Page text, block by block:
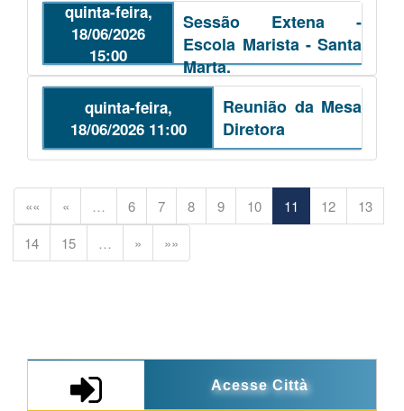
quinta-feira,
18/06/2026
15:00
Sessão Extena -
Escola Marista - Santa
Marta.
quinta-feira,
18/06/2026 11:00
Reunião da Mesa
Diretora
«« « … 6 7 8 9 10 11 12
13
14
15 … » »»
Acesse Città